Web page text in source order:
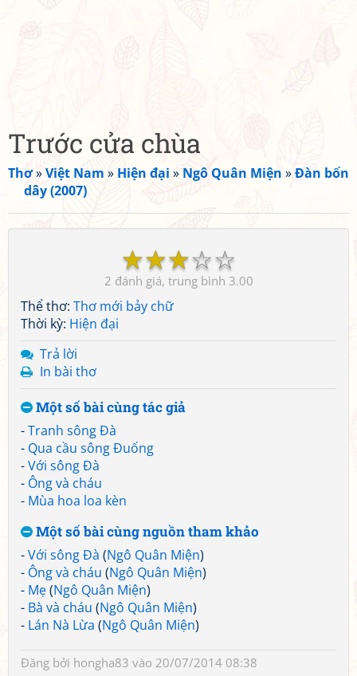
Trước cửa chùa
Thơ»Việt Nam » Hiện đại » Ngô Quân Miện »Đàn bốn
dây (2007)
☆
☆
☆
☆
☆
2 3.00
Thể thơ: Thơ mới bảy chữ
Thời kỳ: Hiện đại
Trả lời
In bài thơ
Một số bài cùng tác giả
-Tranh sông Đà
- Qua cầu sông Đuống
-Với sông Đà
- Ông và cháu
- Mùa hoa loa kèn
Một số bài cùng nguồn tham khảo
-Với sông Đà (Ngô Quân Miện)
- Ông và cháu (Ngô Quân Miện)
- Mẹ(Ngô Quân Miện)
- Bà và cháu (Ngô Quân Miện)
- Lán Nà Lừa (Ngô Quân Miện)
Đăng bởi hongha83 vào 20/07/2014 08:38